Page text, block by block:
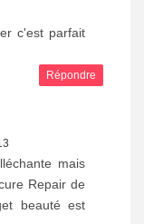
c'est parfait
Répondre
mais
Repair de
beauté est